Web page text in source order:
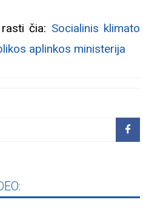
čia: Socialinis klimato
aplinkos ministerija